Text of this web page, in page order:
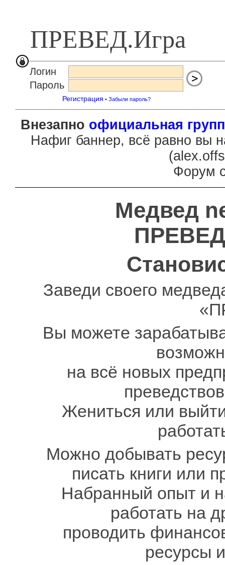
ПРЕВЕД.Игра
Логин
Пароль
Регистрация • Забыли пароль?
Внезапно официальная
Нафиг баннер, всё равно вы
(al ex.of
Форум
Медвед
Заведи своего
Вы можете
на всё новых
Жениться или
Можно добывать
писать книги или
Набранный опыт и
работать на
проводить
ресурсы